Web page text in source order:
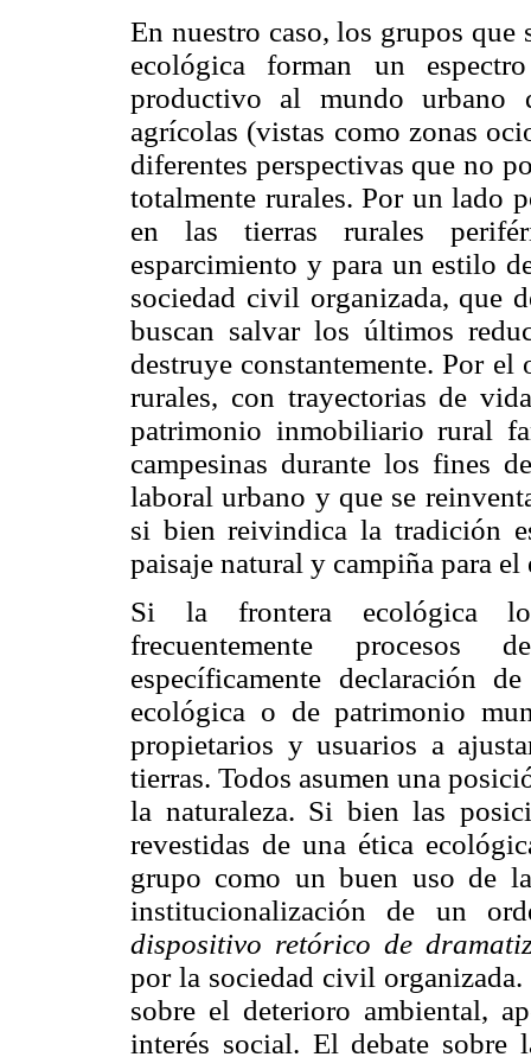
En nuestro caso, los grupos que
ecológica forman un
productivo al mundo urbano
agrícolas (vistas como zonas
diferentes perspectivas que no
totalmente rurales. Por un lado
en las tierras rurales
esparcimiento y para un estilo
sociedad civil organizada, que
buscan salvar los últimos
destruye constantemente. Por
rurales, con trayectorias de
patrimonio inmobiliario rural
campesinas durante los fines
laboral urbano y que se
si bien reivindica la tradición
paisaje natural y campiña para el
Si la frontera ecológica
frecuentemente procesos
específicamente declaración
ecológica o de patrimonio
propietarios y usuarios a
tierras. Todos asumen una
la naturaleza. Si bien las
revestidas de una ética
grupo como un buen uso de
institucionalización de un
dispositivo retórico de
por la sociedad civil
sobre el deterioro ambiental,
interés social. El debate